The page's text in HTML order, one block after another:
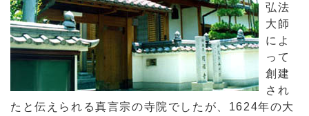
弘法
大師
によ
って
創建
され
たと伝えられる真言宗の寺院でしたが、1624年の大